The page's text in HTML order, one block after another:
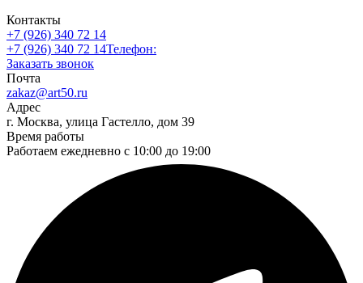
Контакты
+7 (926) 340 72 14
+7 (926) 340 72 14Телефон:
Заказать звонок
Почта
zakaz@art50.ru
Адрес
г. Москва, улица Гастелло, дом 39
Время работы
Работаем ежедневно с 10:00 до 19:00